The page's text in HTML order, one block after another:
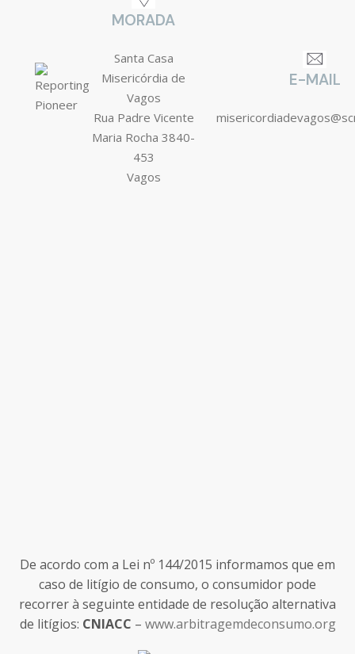
MORADA
Santa Casa
Misericórdia de
Vagos
Rua Padre Vicente
Maria Rocha 3840-
453
Vagos
E-MAIL
De acordo com a Lei nº 144/2015 informamos que em
caso de litígio de consumo, o consumidor pode
recorrer à seguinte entidade de resolução alternativa
de litígios: CNIACC – www.arbitragemdeconsumo.org